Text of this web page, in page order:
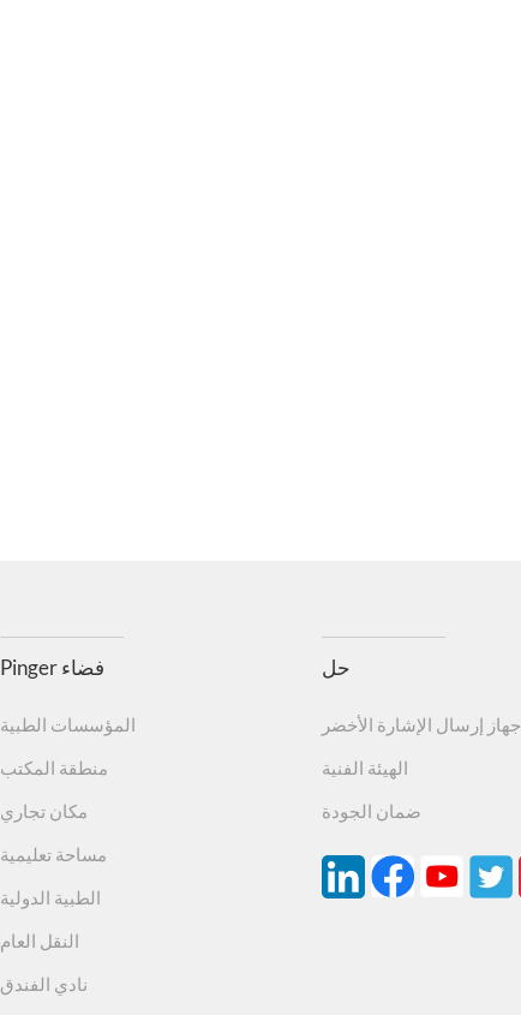
Pinger فضاء
المؤسسات الطبية
منطقة المكتب
مكان تجاري
مساحة تعليمية
الطبية الدولية
النقل العام
نادي الفندق
حل
جهاز إرسال الإشارة الأخضر
الهيئة الفنية
ضمان الجودة